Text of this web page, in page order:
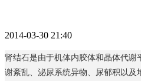
2014-03-30 21:40
肾结石是由于机体内胶体和晶体代
谢紊乱、泌尿系统异物、尿郁积以